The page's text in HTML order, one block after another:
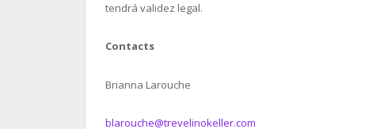
tendrá validez legal.
Contacts
Brianna Larouche
blarouche@trevelinokeller.com